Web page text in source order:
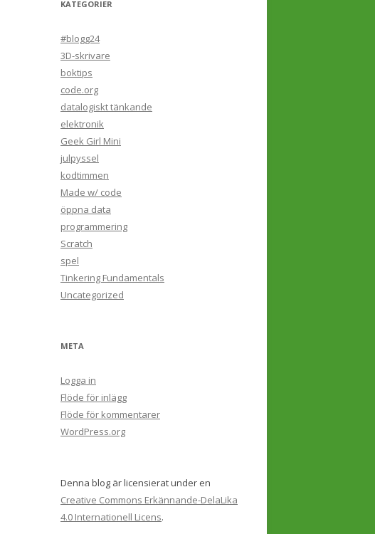
KATEGORIER
#blogg24
3D-skrivare
boktips
code.org
datalogiskt tänkande
elektronik
Geek Girl Mini
julpyssel
kodtimmen
Made w/ code
öppna data
programmering
Scratch
spel
Tinkering Fundamentals
Uncategorized
META
Logga in
Flöde för inlägg
Flöde för kommentarer
WordPress.org
Denna blog är licensierat under en
Creative Commons Erkännande-DelaLika
4.0 Internationell Licens.